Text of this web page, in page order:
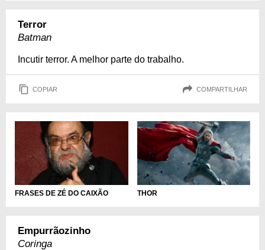
Terror
Batman
Incutir terror. A melhor parte do trabalho.
COPIAR COMPARTILHAR
FRASES DE ZÉ DO CAIXÃO THOR
Empurrãozinho
Coringa